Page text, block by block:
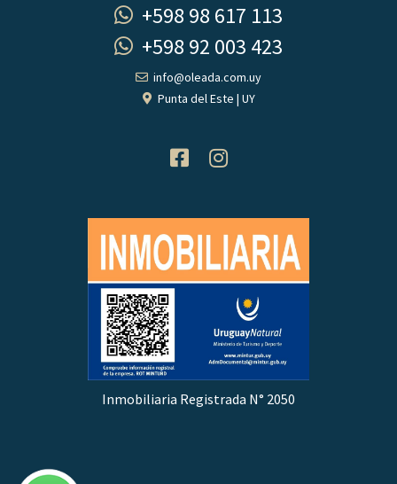
+598 98 617 113
+598 92 003 423
info@oleada.com.uy
Punta del Este | UY
Inmobiliaria Registrada N° 2050